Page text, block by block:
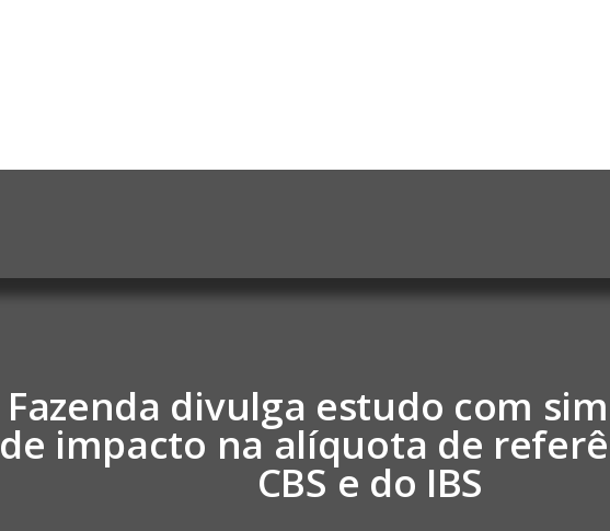
Fazenda divulga estudo com
de impacto na alíquota de
CBS e do IBS